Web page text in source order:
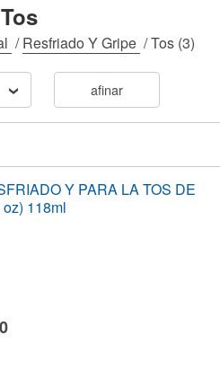
Tos
/Resfriado Y Gripe /Tos(3)
afinar
Y PARA LA TOS DE
118ml